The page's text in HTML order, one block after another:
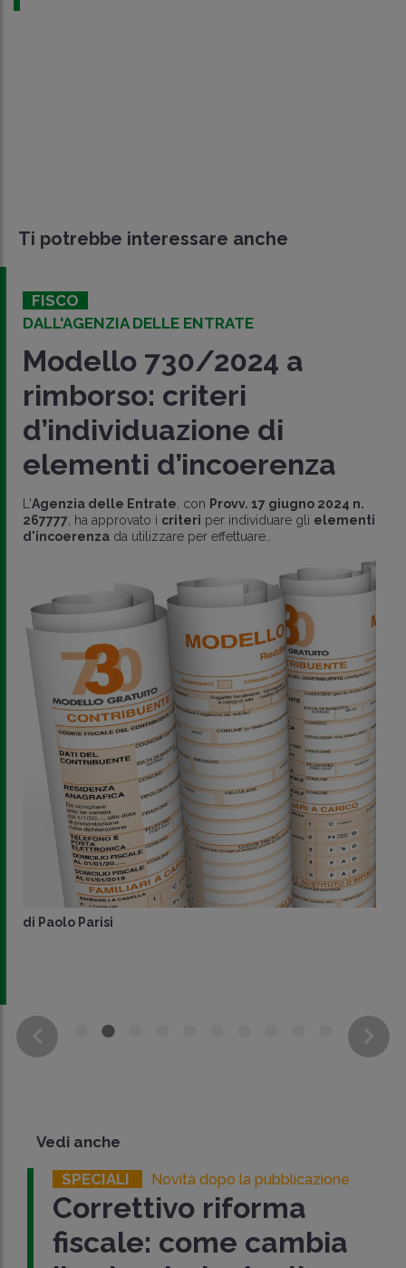
Ti potrebbe interessare anche
FISCO
DALL'AGENZIA DELLE ENTRATE
Modello 730/2024 a
rimborso: criteri
d’individuazione di
elementi d’incoerenza
L'Agenzia delle Entrate, con Provv. 17 giugno 2024 n.
267777, ha approvato i criteri per individuare gli elementi
d'incoerenza da utilizzare per effettuare..
di Paolo Parisi
Vedi anche
SPECIALI Novità dopo la pubblicazione
Correttivo riforma
fiscale: come cambia